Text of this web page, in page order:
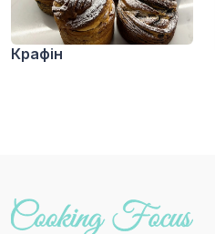
Крафін